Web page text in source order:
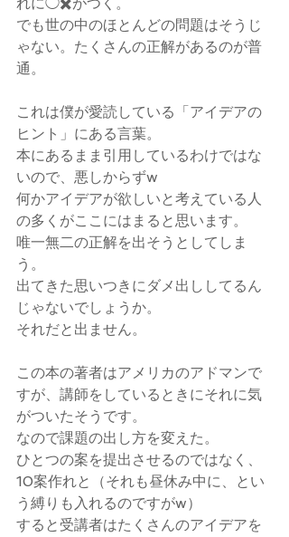
でも世の中のほとんどの問題はそうじ
ゃない。たくさんの正解があるのが普
通。
これは僕が愛読している「アイデアの
ヒント」にある言葉。
本にあるまま引用しているわけではな
いので、悪しからずw
何かアイデアが欲しいと考えている人
の多くがここにはまると思います。
唯一無二の正解を出そうとしてしま
う。
出てきた思いつきにダメ出ししてるん
じゃないでしょうか。
それだと出ません。
この本の著者はアメリカのアドマンで
すが、講師をしているときにそれに気
がついたそうです。
なので課題の出し方を変えた。
ひとつの案を提出させるのではなく、
10案作れと（それも昼休み中に、とい
う縛りも入れるのですがw）
すると受講者はたくさんのアイデアを